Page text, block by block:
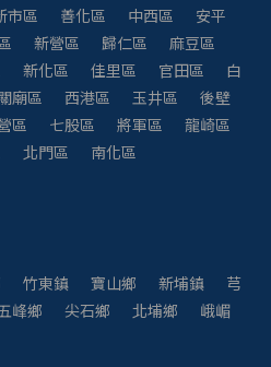
市區 善化區 中西區
安平
新營區 歸仁區
麻豆區
新化區 佳里區 官田區
白
廟區 西港區 玉井區
後壁
區 七股區 將軍區
龍崎區
北門區
南化區
竹東鎮 寶山鄉 新埔鎮
芎
峰鄉 尖石鄉 北埔鄉
峨嵋